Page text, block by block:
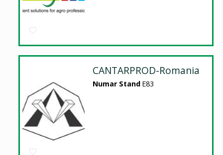
CANTARPROD-Romania
Numar Stand E83